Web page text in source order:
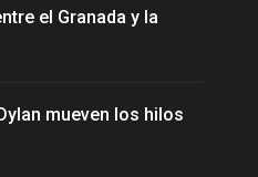
el Granada y la
mueven los hilos